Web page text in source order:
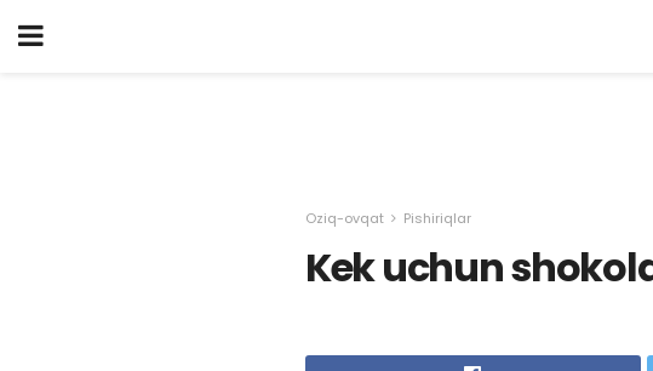
Oziq-ovqat Pishiriqlar
Kek uchun